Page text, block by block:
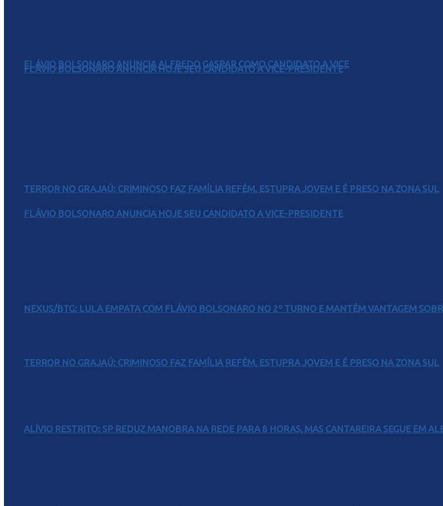
FLÁVIO BOLSONARO ANUNCIA ALFREDO GASPAR COMO CANDIDATO A VICE
FLÁVIO BOLSONARO ANUNCIA HOJE SEU CANDIDATO A VICE-PRESIDENTE
TERROR NO GRAJAÚ: CRIMINOSO FAZ FAMÍLIA REFÉM, ESTUPRA JOVEM E É PRESO NA ZONA SUL
FLÁVIO BOLSONARO ANUNCIA HOJE SEU CANDIDATO A VICE-PRESIDENTE
TERROR NO GRAJAÚ: CRIMINOSO FAZ FAMÍLIA REFÉM, ESTUPRA JOVEM E É PRESO NA ZONA SUL
NEXUS/BTG: LULA EMPATA COM FLÁVIO BOLSONARO NO 2º TURNO E MANTÉM VANTAGEM
ALÍVIO RESTRITO: SP REDUZ MANOBRA NA REDE PARA 8 HORAS, MAS CANTAREIRA SEGUE EM